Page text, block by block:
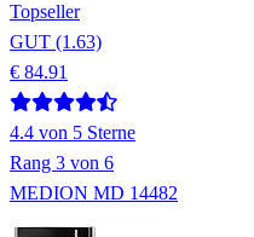
Topseller
GUT (1.63)
€ 84.91
4.4 von 5 Sterne
Rang 3 von 6
MEDION MD 14482